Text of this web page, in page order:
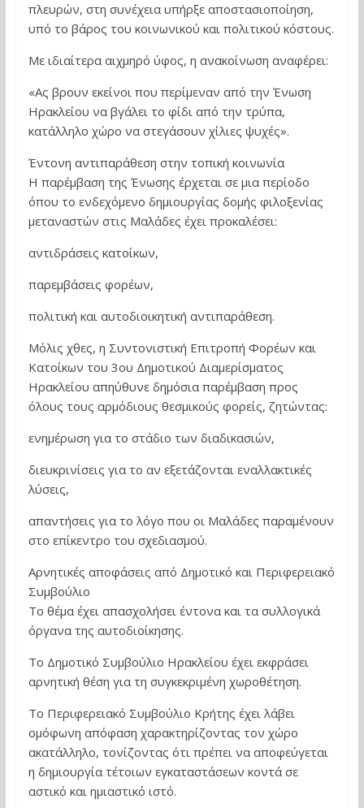
πλευρών, στη συνέχεια υπήρξε αποστασιοποίηση,
υπό το βάρος του κοινωνικού και πολιτικού κόστους.
Με ιδιαίτερα αιχμηρό ύφος, η ανακοίνωση αναφέρει:
«Ας βρουν εκείνοι που περίμεναν από την Ένωση
Ηρακλείου να βγάλει το φίδι από την τρύπα,
κατάλληλο χώρο να στεγάσουν χίλιες ψυχές».
Έντονη αντιπαράθεση στην τοπική κοινωνία
Η παρέμβαση της Ένωσης έρχεται σε μια περίοδο
όπου το ενδεχόμενο δημιουργίας δομής φιλοξενίας
μεταναστών στις Μαλάδες έχει προκαλέσει:
αντιδράσεις κατοίκων,
παρεμβάσεις φορέων,
πολιτική και αυτοδιοικητική αντιπαράθεση.
Μόλις χθες, η Συντονιστική Επιτροπή Φορέων και
Κατοίκων του 3ου Δημοτικού Διαμερίσματος
Ηρακλείου απηύθυνε δημόσια παρέμβαση προς
όλους τους αρμόδιους θεσμικούς φορείς, ζητώντας:
ενημέρωση για το στάδιο των διαδικασιών,
διευκρινίσεις για το αν εξετάζονται εναλλακτικές
λύσεις,
απαντήσεις για το λόγο που οι Μαλάδες παραμένουν
στο επίκεντρο του σχεδιασμού.
Αρνητικές αποφάσεις από Δημοτικό και Περιφερειακό
Συμβούλιο
Το θέμα έχει απασχολήσει έντονα και τα συλλογικά
όργανα της αυτοδιοίκησης.
Το Δημοτικό Συμβούλιο Ηρακλείου έχει εκφράσει
αρνητική θέση για τη συγκεκριμένη χωροθέτηση.
Το Περιφερειακό Συμβούλιο Κρήτης έχει λάβει
ομόφωνη απόφαση χαρακτηρίζοντας τον χώρο
ακατάλληλο, τονίζοντας ότι πρέπει να αποφεύγεται
η δημιουργία τέτοιων εγκαταστάσεων κοντά σε
αστικό και ημιαστικό ιστό.